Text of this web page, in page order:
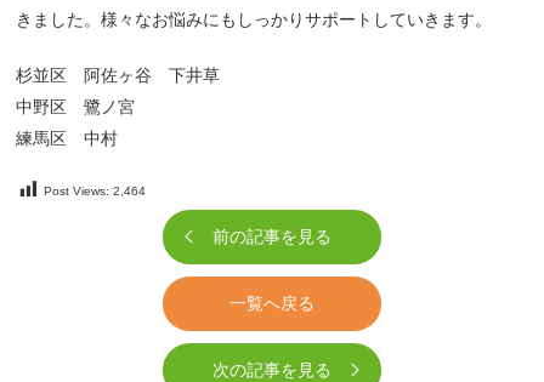
きました。様々なお悩みにもしっかりサポートしていきます。
杉並区 阿佐ヶ谷 下井草
中野区 鷺ノ宮
練馬区 中村
Post Views: 2,464
前の記事を見る
一覧へ戻る
次の記事を見る